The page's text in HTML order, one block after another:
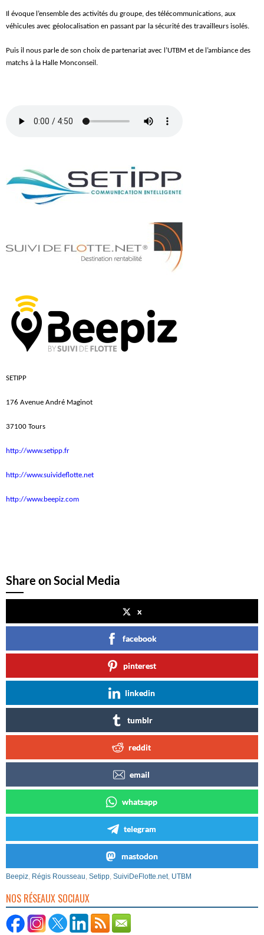
Il évoque l’ensemble des activités du groupe, des télécommunications, aux
véhicules avec géolocalisation en passant par la sécurité des travailleurs isolés.
Puis il nous parle de son choix de partenariat avec l’UTBM et de l’ambiance des
matchs à la Halle Monconseil.
SETIPP
176 Avenue André Maginot
37100 Tours
http://www.setipp.fr
http://www.suivideflotte.net
http://www.beepiz.com
Share on Social Media
x
facebook
pinterest
linkedin
tumblr
reddit
email
whatsapp
telegram
mastodon
Beepiz, Régis Rousseau, Setipp, SuiviDeFlotte.net, UTBM
NOS RÉSEAUX SOCIAUX